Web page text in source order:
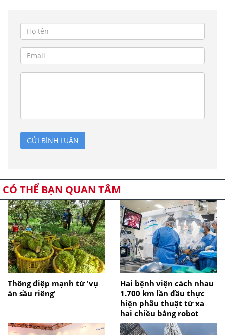
GỬI BÌNH LUẬN
CÓ THỂ BẠN QUAN TÂM
Thông điệp mạnh từ 'vụ
án sầu riêng'
Hai bệnh viện cách nhau
1.700 km lần đầu thực
hiện phẫu thuật từ xa
hai chiều bằng robot